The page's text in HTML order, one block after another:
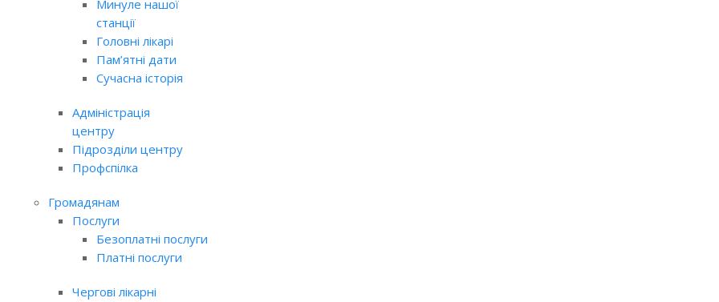
Минуле нашої
станції
Головні лікарі
Пам’ятні дати
Сучасна історія
Адміністрація
центру
Підрозділи центру
Профспілка
Громадянам
Послуги
Безоплатні послуги
Платні послуги
Чергові лікарні